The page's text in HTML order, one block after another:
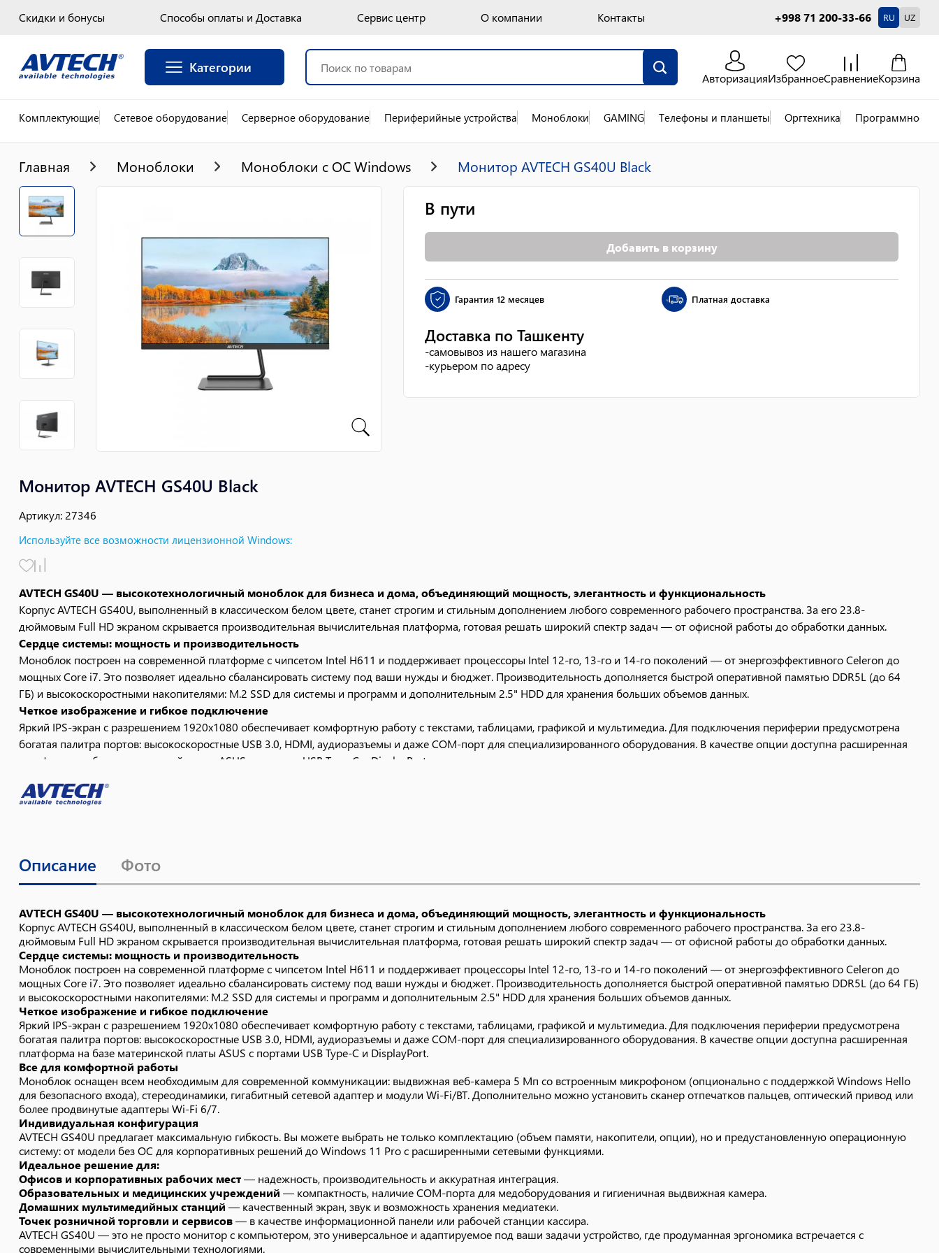
Скидки и бонусы Способы оплаты и Доставка Сервис центр О компании Контакты +998 71 200-33-66 RU UZ
Категории
АвторизацияИзбранноеСравнениеКорзина
Комплектующие Сетевое оборудование Серверное оборудование Периферийные устройства Моноблоки GAMING Телефоны и планшеты Оргтехника Программное
Главная Моноблоки Моноблоки с OC Windows Монитор AVTECH GS40U Black
Монитор AVTECH GS40U Black
Артикул: 27346
Используйте все возможности лицензионной Windows:
AVTECH GS40U — высокотехнологичный моноблок для бизнеса и дома, объединяющий мощность, элегантность и функциональность
Корпус AVTECH GS40U, выполненный в классическом белом цвете, станет строгим и стильным дополнением любого современного рабочего пространства. За его 23.8-
дюймовым Full HD экраном скрывается производительная вычислительная платформа, готовая решать широкий спектр задач — от офисной работы до обработки данных.
Сердце системы: мощность и производительность
Моноблок построен на современной платформе с чипсетом Intel H611 и поддерживает процессоры Intel 12-го, 13-го и 14-го поколений — от энергоэффективного Celeron до
мощных Core i7. Это позволяет идеально сбалансировать систему под ваши нужды и бюджет. Производительность дополняется быстрой оперативной памятью DDR5L (до 64
ГБ) и высокоскоростными накопителями: M.2 SSD для системы и программ и дополнительным 2.5" HDD для хранения больших объемов данных.
Четкое изображение и гибкое подключение
Яркий IPS-экран с разрешением 1920x1080 обеспечивает комфортную работу с текстами, таблицами, графикой и мультимедиа. Для подключения периферии предусмотрена
богатая палитра портов: высокоскоростные USB 3.0, HDMI, аудиоразъемы и даже COM-порт для специализированного оборудования. В качестве опции доступна расширенная
платформа на базе материнской платы ASUS с портами USB Type-C и DisplayPort.
Моноблок оснащен всем необходимым для современной коммуникации: выдвижная веб-камера 5 Мп со встроенным микрофоном (опционально с поддержкой Windows Hello
AVTECH GS40U предлагает максимальную гибкость. Вы можете выбрать не только комплектацию (объем памяти, накопители, опции), но и предустановленную операционную
Офисов и корпоративных рабочих мест— надежность, производительность и аккуратная интеграция.
Образовательных и медицинских учреждений— компактность, наличие COM-порта для медоборудования и гигиеничная выдвижная камера.
Домашних мультимедийных станций— качественный экран, звук и возможность хранения медиатеки.
Точек розничной торговли и сервисов— в качестве информационной панели или рабочей станции кассира.
AVTECH GS40U — это не просто монитор с компьютером, это универсальное и адаптируемое под ваши задачи устройство, где продуманная эргономика встречается с
современными вычислительными технологиями.
В пути
Добавить в корзину
Гарантия 12 месяцев Платная доставка
Доставка по Ташкенту
-самовывоз из нашего магазина
-курьером по адресу
Описание Фото
AVTECH GS40U — высокотехнологичный моноблок для бизнеса и дома, объединяющий мощность, элегантность и функциональность
Корпус AVTECH GS40U, выполненный в классическом белом цвете, станет строгим и стильным дополнением любого современного рабочего пространства. За его 23.8-
дюймовым Full HD экраном скрывается производительная вычислительная платформа, готовая решать широкий спектр задач — от офисной работы до обработки данных.
Сердце системы: мощность и производительность
Моноблок построен на современной платформе с чипсетом Intel H611 и поддерживает процессоры Intel 12-го, 13-го и 14-го поколений — от энергоэффективного Celeron до
мощных Core i7. Это позволяет идеально сбалансировать систему под ваши нужды и бюджет. Производительность дополняется быстрой оперативной памятью DDR5L (до 64 ГБ)
и высокоскоростными накопителями: M.2 SSD для системы и программ и дополнительным 2.5" HDD для хранения больших объемов данных.
Четкое изображение и гибкое подключение
Яркий IPS-экран с разрешением 1920x1080 обеспечивает комфортную работу с текстами, таблицами, графикой и мультимедиа. Для подключения периферии предусмотрена
богатая палитра портов: высокоскоростные USB 3.0, HDMI, аудиоразъемы и даже COM-порт для специализированного оборудования. В качестве опции доступна расширенная
платформа на базе материнской платы ASUS с портами USB Type-C и DisplayPort.
Все для комфортной работы
Моноблок оснащен всем необходимым для современной коммуникации: выдвижная веб-камера 5 Мп со встроенным микрофоном (опционально с поддержкой Windows Hello
для безопасного входа), стереодинамики, гигабитный сетевой адаптер и модули Wi-Fi/BT. Дополнительно можно установить сканер отпечатков пальцев, оптический привод или
более продвинутые адаптеры Wi-Fi 6/7.
Индивидуальная конфигурация
AVTECH GS40U предлагает максимальную гибкость. Вы можете выбрать не только комплектацию (объем памяти, накопители, опции), но и предустановленную операционную
систему: от модели без ОС для корпоративных решений до Windows 11 Pro с расширенными сетевыми функциями.
Идеальное решение для:
Офисов и корпоративных рабочих мест— надежность, производительность и аккуратная интеграция.
Образовательных и медицинских учреждений — компактность, наличие COM-порта для медоборудования и гигиеничная выдвижная камера.
Домашних мультимедийных станций — качественный экран, звук и возможность хранения медиатеки.
Точек розничной торговли и сервисов— в качестве информационной панели или рабочей станции кассира.
AVTECH GS40U — это не просто монитор с компьютером, это универсальное и адаптируемое под ваши задачи устройство, где продуманная эргономика встречается с
современными вычислительными технологиями.